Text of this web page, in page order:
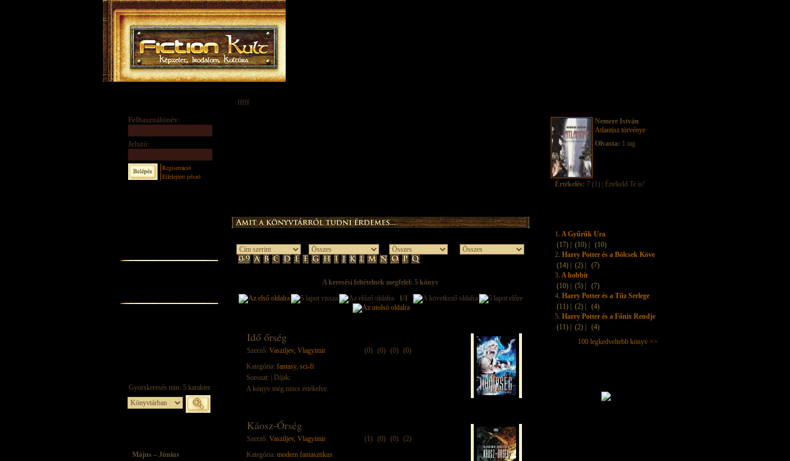
Felhasználónév:
Jelszó:
Regisztráció
Elfelejtett jelszó
Május – Június
fffff
A keresési feltételnek megfelel: 5 könyv
1/1
Idő őrség
Szerző: Vasziljev, Vlagyimir (0) (0) (0) (0)
Kategória: fantasy, sci-fi
Sorozat:
| Díjak:
A könyv még nincs értékelve.
Káosz-Őrség
Szerző: Vasziljev, Vlagyimir (1) (0) (0) (2)
Kategória: modern fantasztikus
Nemere István
Atlantisz törvénye
Olvasta: 1 tag
Értékelés: 7 (1) | Értékeld Te is!
1.A Gyűrűk Ura
(17) |
(10) |
(10)
2. Harry Potter és a Bölcsek Köve
(14) |
(2) |
(7)
3.A hobbit
(10) |
(5) |
(7)
4. Harry Potter és a Tűz Serlege
(11) |
(2) |
(4)
5. Harry Potter és a Főnix Rendje
(11) |
(2) |
(4)
100 legkedveltebb könyv >>